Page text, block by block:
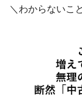
＼わからないこ